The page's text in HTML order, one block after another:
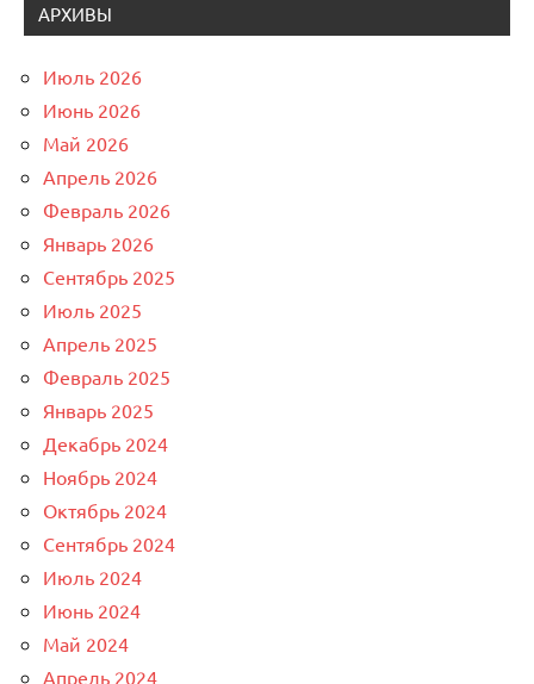
АРХИВЫ
Июль 2026
Июнь 2026
Май 2026
Апрель 2026
Февраль 2026
Январь 2026
Сентябрь 2025
Июль 2025
Апрель 2025
Февраль 2025
Январь 2025
Декабрь 2024
Ноябрь 2024
Октябрь 2024
Сентябрь 2024
Июль 2024
Июнь 2024
Май 2024
Апрель 2024